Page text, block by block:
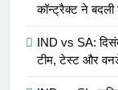
कॉन्ट्रैक्ट ने बदली
IND vs SA:
टीम, टेस्ट और